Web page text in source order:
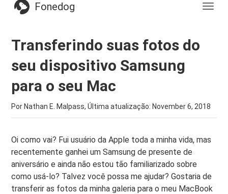
Fonedog
Transferindo suas fotos do
seu dispositivo Samsung
para o seu Mac
Por Nathan E. Malpass, Última atualização: November 6, 2018
Oi como vai? Fui usuário da Apple toda a minha vida, mas
recentemente ganhei um Samsung de presente de
aniversário e ainda não estou tão familiarizado sobre
como usá-lo? Talvez você possa me ajudar? Gostaria de
transferir as fotos da minha galeria para o meu MacBook